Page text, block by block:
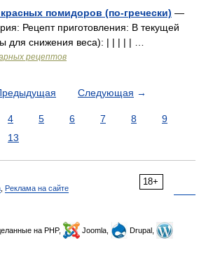
помидоров (по-гречески) —
Рецепт приготовления: В текущей
для снижения веса): | | | | | …
рецептов
Следующая →
4 5 6 7 8
9
13
18+
Реклама на сайте
на PHP, Joomla,
Drupal,